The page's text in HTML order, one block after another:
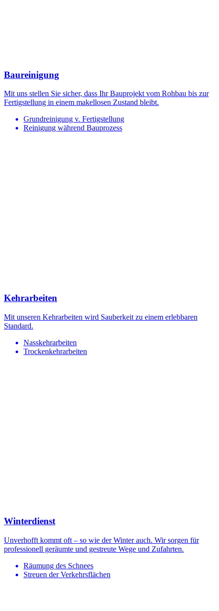
Baureinigung
Mit uns stellen Sie sicher, dass Ihr Bauprojekt vom Rohbau bis zur
Fertigstellung in einem makellosen Zustand bleibt.
Grundreinigung v. Fertigstellung
Reinigung während Bauprozess
Kehrarbeiten
Mit unseren Kehrarbeiten wird Sauberkeit zu einem erlebbaren
Standard.
Nasskehrarbeiten
Trockenkehrarbeiten
Winterdienst
Unverhofft kommt oft – so wie der Winter auch. Wir sorgen für
professionell geräumte und gestreute Wege und Zufahrten.
Räumung des Schnees
Streuen der Verkehrsflächen